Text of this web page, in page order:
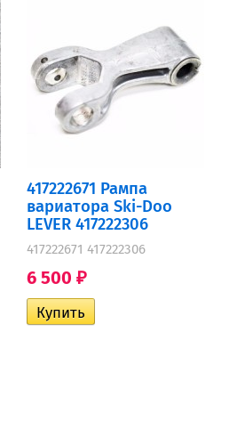
417222671 Рампа
вариатора Ski-Doo
LEVER 417222306
417222671 417222306
6 500 ₽